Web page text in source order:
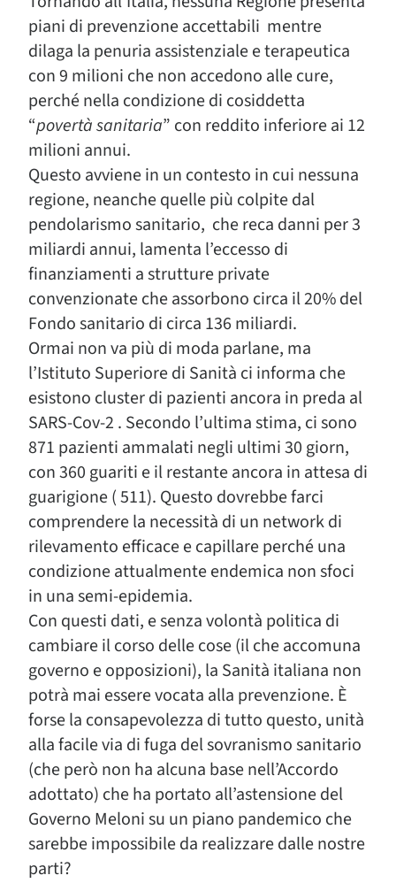
piani di prevenzione accettabili mentre
dilaga la penuria assistenziale e terapeutica
con 9 milioni che non accedono alle cure,
perché nella condizione di cosiddetta
“povertà sanitaria” con reddito inferiore ai 12
milioni annui.
Questo avviene in un contesto in cui nessuna
regione, neanche quelle più colpite dal
pendolarismo sanitario, che reca danni per 3
miliardi annui, lamenta l’eccesso di
finanziamenti a strutture private
convenzionate che assorbono circa il 20% del
Fondo sanitario di circa 136 miliardi.
Ormai non va più di moda parlane, ma
l’Istituto Superiore di Sanità ci informa che
esistono cluster di pazienti ancora in preda al
SARS-Cov-2 . Secondo l’ultima stima, ci sono
871 pazienti ammalati negli ultimi 30 giorn,
con 360 guariti e il restante ancora in attesa di
guarigione ( 511). Questo dovrebbe farci
comprendere la necessità di un network di
rilevamento efficace e capillare perché una
condizione attualmente endemica non sfoci
in una semi-epidemia.
Con questi dati, e senza volontà politica di
cambiare il corso delle cose (il che accomuna
governo e opposizioni), la Sanità italiana non
potrà mai essere vocata alla prevenzione. È
forse la consapevolezza di tutto questo, unità
alla facile via di fuga del sovranismo sanitario
(che però non ha alcuna base nell’Accordo
adottato) che ha portato all’astensione del
Governo Meloni su un piano pandemico che
sarebbe impossibile da realizzare dalle nostre
parti?